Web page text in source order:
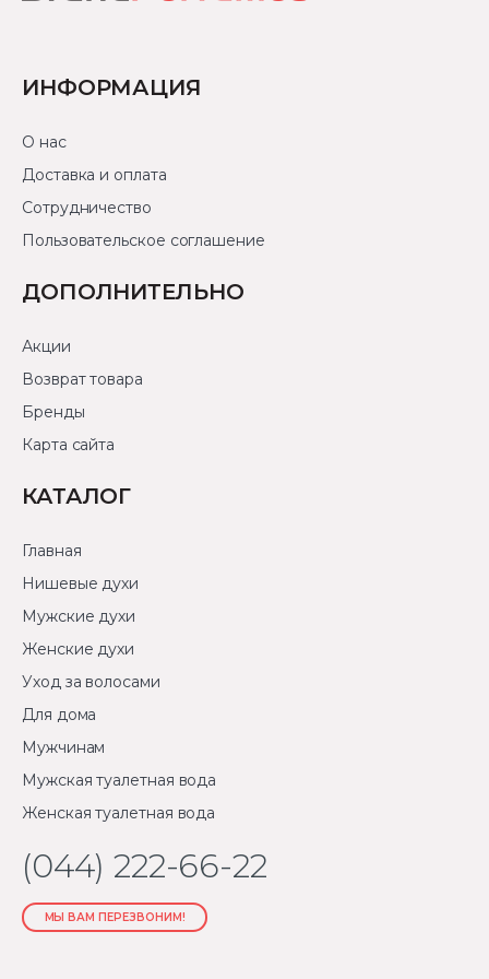
ИНФОРМАЦИЯ
О нас
Доставка и оплата
Сотрудничество
Пользовательское соглашение
ДОПОЛНИТЕЛЬНО
Акции
Возврат товара
Бренды
Карта сайта
КАТАЛОГ
Главная
Нишевые духи
Мужские духи
Женские духи
Уход за волосами
Для дома
Мужчинам
Мужская туалетная вода
Женская туалетная вода
(044) 222-66-22
МЫ ВАМ ПЕРЕЗВОНИМ!